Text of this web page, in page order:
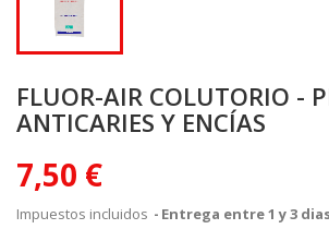
FLUOR-AIR COLUTORIO -
ANTICARIES Y ENCÍAS
7,50 €
Impuestos incluidos Entrega entre 1 y 3